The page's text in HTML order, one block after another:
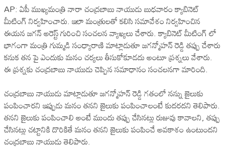
AP: ఏపీ ముఖ్యమంత్రి నారా చంద్రబాబు నాయుడు బుధవారం క్యాబినెట్
మీటింగ్ నిర్వహించారు. ఇలా మంత్రులతో కలిసి సమావేశం నిర్వహించిన
ఈయన జగన్ అరెస్ట్ గురించి సంచలన వ్యాఖ్యలు చేశారు. క్యాబినెట్ మీటింగ్ లో
భాగంగా మంత్రి గుమ్మడి సంధ్యారాణి మాట్లాడుతూ జగన్మోహన్ రెడ్డి తప్పు చేశారు
కనుక తన పై ఎందుకు మనం చర్యలు తీసుకోకూడదు అంటూ ప్రశ్నలు వేశారు.
ఈ ప్రశ్నకు చంద్రబాబు నాయుడు చెప్పిన సమాధానం సంచలనగా మారింది.
చంద్రబాబు నాయుడు మాట్లాడుతూ జగన్మోహన్ రెడ్డి గతంలో నన్ను జైలుకు
పంపించారని ఇప్పుడు మనం తనని జైలుకు పంపించాలంటే కుదరదని తెలిపారు.
తనని జైలుకు పంపించాలి అంటే ముందు తప్పు చేసినట్లు రుజువు కావాలని, తప్పు
చేసినట్లు చట్టానికి దొరికితే మనం తనని జైలుకు పంపించే అవకాశం ఉంటుందని
చంద్రబాబు నాయుడు తెలిపారు.